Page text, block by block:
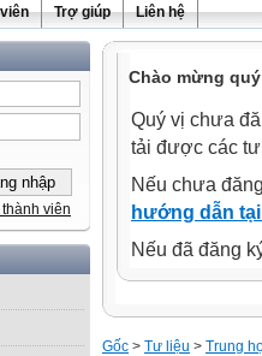
Trợ giúp Liên hệ
viên
Chào mừng
Quý vị chưa
tải được các
Nếu chưa
hướng dẫn
Nếu đã đăng
Gốc > Tư liệu > Trung